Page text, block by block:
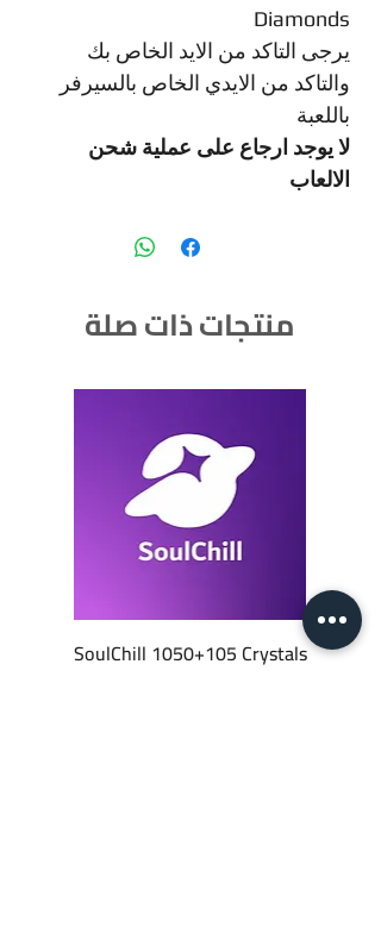
Diamonds
يرجى التاكد من الايد الخاص بك
والتاكد من الايدي الخاص بالسيرفر
باللعبة
لا يوجد ارجاع على عملية شحن
الالعاب
منتجات ذات صلة
SoulChill 1050+105 Crystals